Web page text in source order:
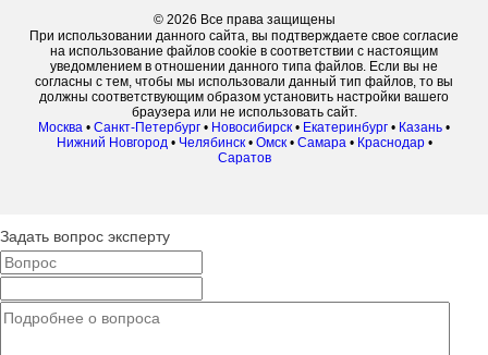
© 2026 Все права защищены
При использовании данного сайта, вы подтверждаете свое согласие
на использование файлов cookie в соответствии с настоящим
уведомлением в отношении данного типа файлов. Если вы не
согласны с тем, чтобы мы использовали данный тип файлов, то вы
должны соответствующим образом установить настройки вашего
браузера или не использовать сайт.
Москва • Санкт-Петербург • Новосибирск • Екатеринбург • Казань •
Нижний Новгород• Челябинск• Омск• Самара• Краснодар•
Саратов
Задать вопрос эксперту